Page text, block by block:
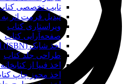
تایپ تخصصی
تبدیل فرمت اثر
ویراستاری کتاب
صفحه‌آرایی کتاب
اخذ شابک (ISBN) از خانه کتاب
طراحی جلد کتاب
اخذ فیپا از
اخذ مجوز چاپ